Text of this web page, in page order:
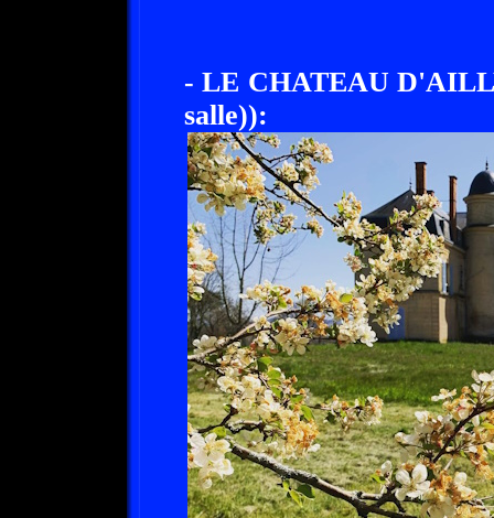
- LE CHATEAU
salle)):